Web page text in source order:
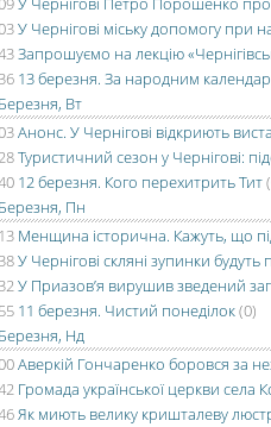
У Чернігові міську допомогу
Запрошуємо на лекцію
13 березня. За народним
Вт
Анонс. У Чернігові відкриють
Туристичний сезон у Чернігові:
12 березня. Кого перехитрить Тит
Пн
Менщина історична. Кажуть, що
У Чернігові скляні зупинки
У Приазов’я вирушив зведений
11 березня. Чистий понеділок(0)
Нд
Аверкій Гончаренко боровся за
Громада української церкви села
Як миють велику кришталеву